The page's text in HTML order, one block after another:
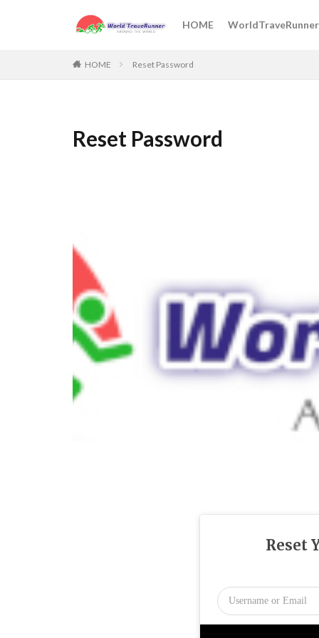
HOME WorldTraveRunner
HOME Reset Password
Reset Password
Reset